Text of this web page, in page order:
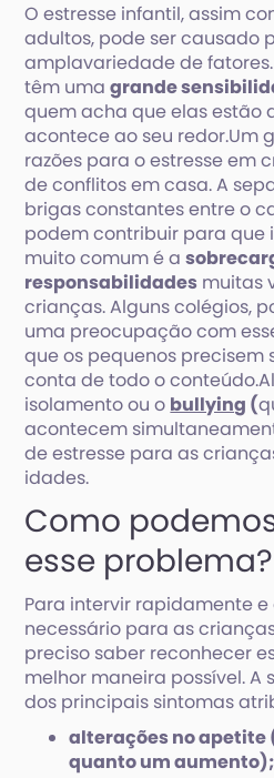
O estresse infantil, assim
adultos, pode ser causado
amplavariedade de
têm umagrande
quem acha que elas estão
acontece ao seu redor.Um
razões para o estresse em
de conflitos em casa. A
brigas constantes entre o
podem contribuir para que
muito comum é a
responsabilidades muitas
crianças. Alguns colégios,
uma preocupação com
que os pequenos
conta de todo o
isolamento ou o bullying (
acontecem
de estresse para as
idades.
Como
esse problema?
Para intervir rapidamente
necessário para as
preciso saber reconhecer
melhor maneira possível. A
dos principais sintomas
alterações no
quanto um aumento);